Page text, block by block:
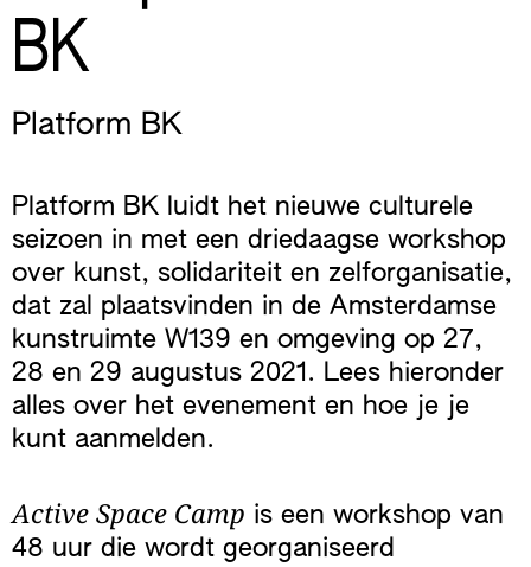
BK
Platform BK
Platform BK luidt het nieuwe culturele
seizoen in met een driedaagse workshop
over kunst, solidariteit en zelforganisatie,
dat zal plaatsvinden in de Amsterdamse
kunstruimte W139 en omgeving op 27,
28 en 29 augustus 2021. Lees hieronder
alles over het evenement en hoe je je
kunt aanmelden.
Active Space Camp is een workshop van
48 uur die wordt georganiseerd